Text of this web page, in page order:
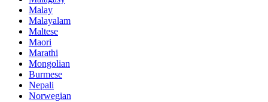
Malay
Malayalam
Maltese
Maori
Marathi
Mongolian
Burmese
Nepali
Norwegian